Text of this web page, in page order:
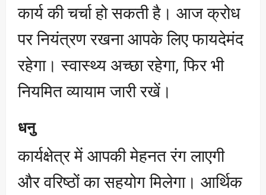
कार्य की चर्चा हो सकती है। आज क्रोध
पर नियंत्रण रखना आपके लिए फायदेमंद
रहेगा। स्वास्थ्य अच्छा रहेगा, फिर भी
नियमित व्यायाम जारी रखें।
धनु
कार्यक्षेत्र में आपकी मेहनत रंग लाएगी
और वरिष्ठों का सहयोग मिलेगा। आर्थिक